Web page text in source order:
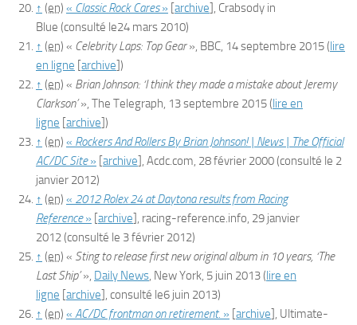
↑ (en) « Classic Rock Cares» [archive], Crabsody in
Blue (consulté le24 mars 2010)
↑ (en) « Celebrity Laps: Top Gear», BBC,‎ 14 septembre 2015(lire
en ligne [archive])
↑ (en) « Brian Johnson: ‘I think they made a mistake about Jeremy
Clarkson’», The Telegraph,‎ 13 septembre 2015(lire en
ligne [archive])
↑ (en) « Rockers And Rollers By Brian Johnson! | News | The Official
AC/DC Site» [archive], Acdc.com, 28 février 2000(consulté le 2
janvier 2012)
↑ (en) « 2012 Rolex 24 at Daytona results from Racing
Reference» [archive], racing-reference.info, 29 janvier
2012(consulté le 3 février 2012)
↑ (en) « Sting to release first new original album in 10 years, ‘The
Last Ship’», Daily News, New York,‎ 5 juin 2013(lire en
ligne [archive], consulté le6 juin 2013)
↑ (en) « AC/DC frontman on retirement. » [archive], Ultimate-